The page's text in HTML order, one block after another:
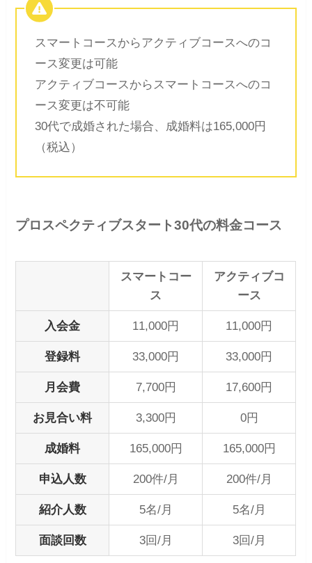
スマートコースからアクティブコースへのコ
ース変更は可能
アクティブコースからスマートコースへのコ
ース変更は不可能
30代で成婚された場合、成婚料は165,000円
（税込）
プロスペクティブスタート30代の料金コース
スマートコー
ス
アクティブコ
ース
入会金 11,000円 11,000円
登録料 33,000円 33,000円
月会費 7,700円 17,600円
お見合い料 3,300円 0円
成婚料 165,000円 165,000円
申込人数 200件/月 200件/月
紹介人数 5名/月 5名/月
面談回数 3回/月 3回/月